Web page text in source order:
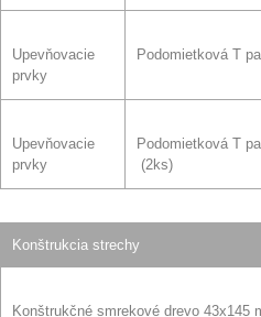
Upevňovacie
prvky
Podomietková T
Upevňovacie
prvky
Podomietková T
(2ks)
Konštrukcia strechy
Konštrukčné smrekové drevo 43x145